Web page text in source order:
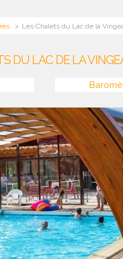
Les Chalets du Lac de la
DU LAC DE LA